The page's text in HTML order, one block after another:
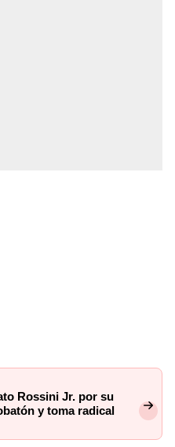
Rossini Jr. por su
y toma radical